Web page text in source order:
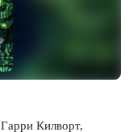
Гарри Килворт,